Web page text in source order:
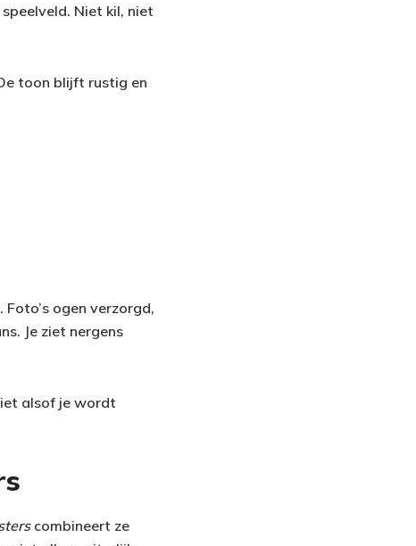
Niet kil, niet
toon blijft rustig en
ogen verzorgd,
Je ziet nergens
alsof je wordt
combineert ze